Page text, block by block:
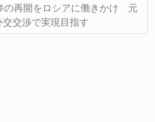
の再開をロシアに働きかけ 元
交渉で実現目指す